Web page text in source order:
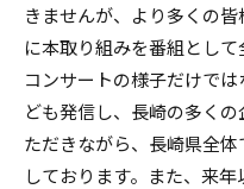
きませんが、より多くの
に本取り組みを番組とし
コンサートの様子だけで
ども発信し、長崎の多く
ただきながら、長崎県全
しております。また、来